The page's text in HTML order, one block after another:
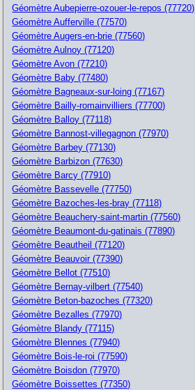
Géomètre Aubepierre-ozouer-le-repos (77720)
Géomètre Aufferville (77570)
Géomètre Augers-en-brie (77560)
Géomètre Aulnoy (77120)
Géomètre Avon (77210)
Géomètre Baby (77480)
Géomètre Bagneaux-sur-loing (77167)
Géomètre Bailly-romainvilliers (77700)
Géomètre Balloy (77118)
Géomètre Bannost-villegagnon (77970)
Géomètre Barbey (77130)
Géomètre Barbizon (77630)
Géomètre Barcy (77910)
Géomètre Bassevelle (77750)
Géomètre Bazoches-les-bray (77118)
Géomètre Beauchery-saint-martin (77560)
Géomètre Beaumont-du-gatinais (77890)
Géomètre Beautheil (77120)
Géomètre Beauvoir (77390)
Géomètre Bellot (77510)
Géomètre Bernay-vilbert (77540)
Géomètre Beton-bazoches (77320)
Géomètre Bezalles (77970)
Géomètre Blandy (77115)
Géomètre Blennes (77940)
Géomètre Bois-le-roi (77590)
Géomètre Boisdon (77970)
Géomètre Boissettes (77350)